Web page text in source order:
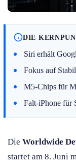
DIE
Siri erhält
Fokus auf
M5-Chips für
Falt-iPhone für
Die Worldwide
startet am 8. Juni